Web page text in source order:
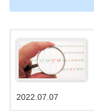
2022.07.07